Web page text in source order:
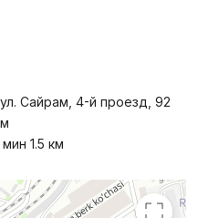
Сайрам, 4-й проезд, 92
1.5 км